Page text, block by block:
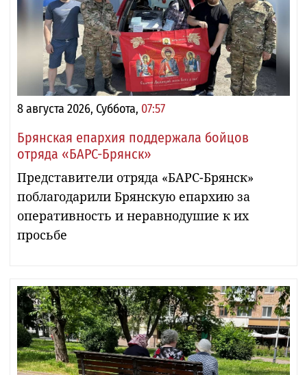
8 августа 2026, Суббота, 07:57
Брянская епархия поддержала бойцов
отряда «БАРС-Брянск»
Представители отряда «БАРС-Брянск»
поблагодарили Брянскую епархию за
оперативность и неравнодушие к их
просьбе